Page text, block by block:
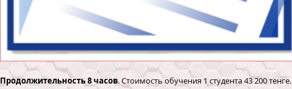
Продолжительность 8 часов. Стоимость обучения 1 студента 43 200 тенге.